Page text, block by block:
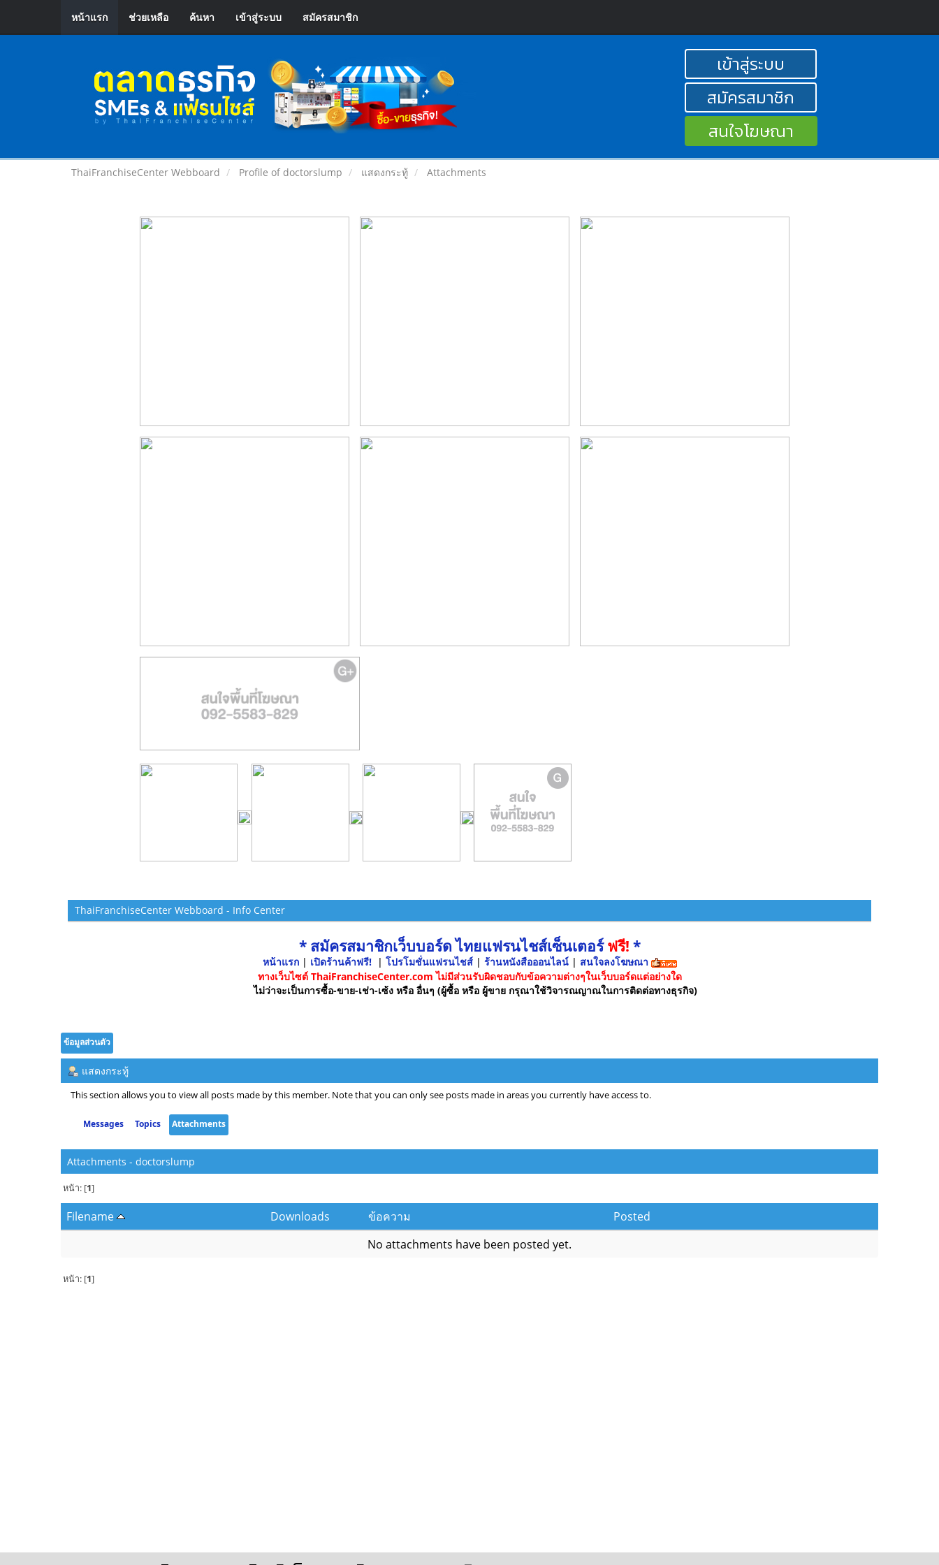
หน้าแรก ช่วยเหลือ ค้นหา เข้าสู่ระบบ สมัครสมาชิก
เข้าสู่ระบบ
สมัครสมาชิก
สนใจโฆษณา
ThaiFranchiseCenter Webboard Profile of doctorslump แสดงกระทู้ Attachments
ThaiFranchiseCenter Webboard - Info Center
* สมัครสมาชิกเว็บบอร์ด ไทยแฟรนไชส์เซ็นเตอร์ฟรี! *
หน้าแรก| เปิดร้านค้าฟรี! | โปรโมชั่นแฟรนไชส์ | ร้านหนังสือออนไลน์ | สนใจลงโฆษณา
ทางเว็บไซต์ ThaiFranchiseCenter.com ไม่มีส่วนรับผิดชอบกับข้อความต่างๆในเว็บบอร์ดแต่อย่างใด
ไม่ว่าจะเป็นการซื้อ-ขาย-เช่า-เซ้ง หรือ อื่นๆ (ผู้ซื้อ หรือ ผู้ขาย กรุณาใช้วิจารณญาณในการติดต่อทางธุรกิจ)
ข้อมูลส่วนตัว
แสดงกระทู้
This section allows you to view all posts made by this member. Note that you can only see posts made in areas you currently have access to.
Messages Topics Attachments
Attachments - doctorslump
หน้า: [1]
Filename Downloads ข้อความ
Posted
No attachments have been posted yet.
หน้า: [1]